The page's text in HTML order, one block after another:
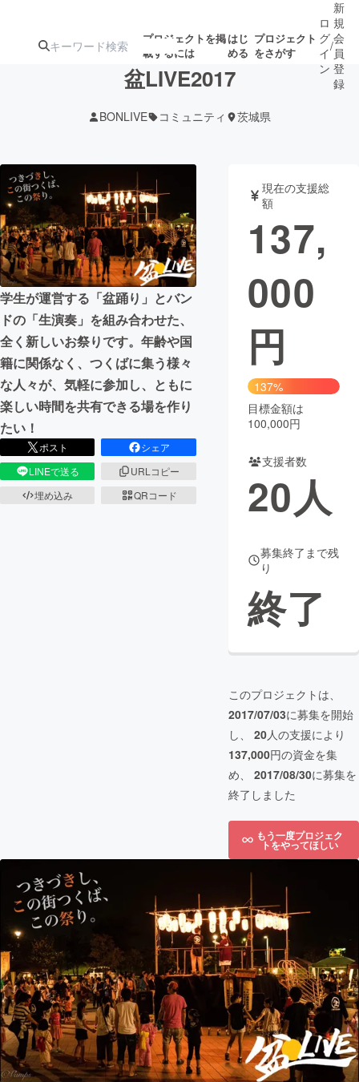
プロジェクトを掲
載するには
はじ
める
プロジェクト
をさがす
アート・写真
テクノロジー・ガジェット ゲーム・サ
映像・映画 書籍・雑誌
ビジネス・起業
まちづくり・地域活性化
CAMPFIRE for Social Good
CAMPFIREふるさと納税
コミュニティ
ロ
グ
イ
ン
/
新
規
会
員
登
録
盆LIVE2017
BONLIVE コミュニティ 茨城県
学生が運営する「盆踊り」とバン
ドの「生演奏」を組み合わせた、
全く新しいお祭りです。年齢や国
籍に関係なく、つくばに集う様々
な人々が、気軽に参加し、ともに
楽しい時間を共有できる場を作り
たい！
ポスト
シェア
LINEで送る
URLコピー
埋め込み
QRコード
現在の支援総
額
137,
000
円
137%
目標金額は
100,000円
支援者数
20人
募集終了まで残
り
終了
このプロジェクトは、
2017/07/03に募集を開始
し、 20人の支援により
137,000円の資金を集
め、 2017/08/30に募集を
終了しました
もう一度プロジェク
トをやってほしい